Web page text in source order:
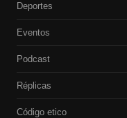
Deportes
Eventos
Podcast
Réplicas
Código etico